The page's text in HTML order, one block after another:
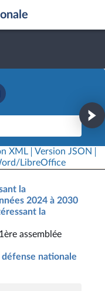
XML
Version JSON
LibreOffice
la
2024 à 2030
la
assemblée
nationale